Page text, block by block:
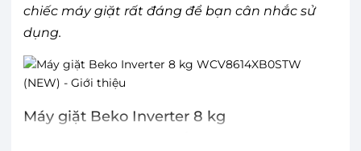
chiếc máy giặt rất đáng để bạn cân nhắc sử
dụng.
Máy giặt Beko Inverter 8 kg